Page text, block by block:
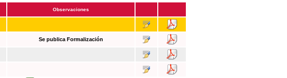
Observaciones
Se publica Formalización